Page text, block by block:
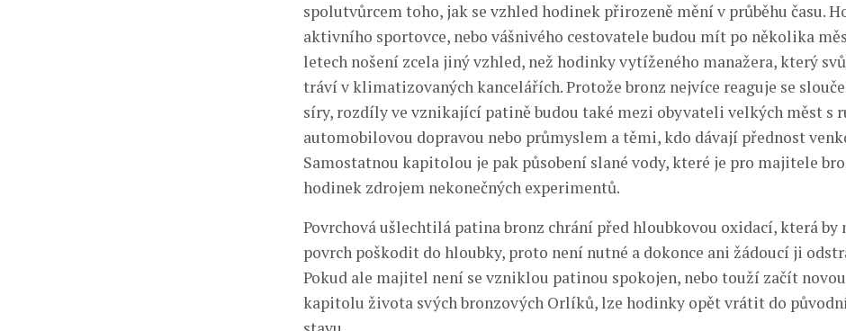
spolutvůrcem toho, jak se vzhled hodinek přirozeně mění v průběhu času.
aktivního sportovce, nebo vášnivého cestovatele budou mít po několika
letech nošení zcela jiný vzhled, než hodinky vytíženého manažera, který svůj
tráví v klimatizovaných kancelářích. Protože bronz nejvíce reaguje se
síry, rozdíly ve vznikající patině budou také mezi obyvateli velkých měst s
automobilovou dopravou nebo průmyslem a těmi, kdo dávají přednost
Samostatnou kapitolou je pak působení slané vody, které je pro majitele
hodinek zdrojem nekonečných experimentů.
Povrchová ušlechtilá patina bronz chrání před hloubkovou oxidací, která by
povrch poškodit do hloubky, proto není nutné a dokonce ani žádoucí ji
Pokud ale majitel není se vzniklou patinou spokojen, nebo touží začít novou
kapitolu života svých bronzových Orlíků, lze hodinky opět vrátit do